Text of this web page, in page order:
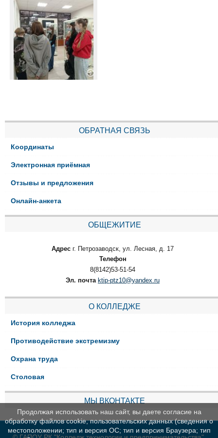
ОБРАТНАЯ СВЯЗЬ
Координаты
Электронная приёмная
Отзывы и предложения
Онлайн-анкета
ОБЩЕЖИТИЕ
Адрес г. Петрозаводск, ул. Лесная, д. 17
Телефон
8(8142)53-51-54
Эл. почта ktip-ptz10@yandex.ru
О КОЛЛЕДЖЕ
История колледжа
Противодействие экстремизму
Охрана труда
Столовая
МЫ ВКОНТАКТЕ
Продолжая использовать наш сайт, вы даете согласие на
обработку файлов cookie, пользовательских данных (сведения о
местоположении; тип и версия ОС; тип и версия Браузера; тип